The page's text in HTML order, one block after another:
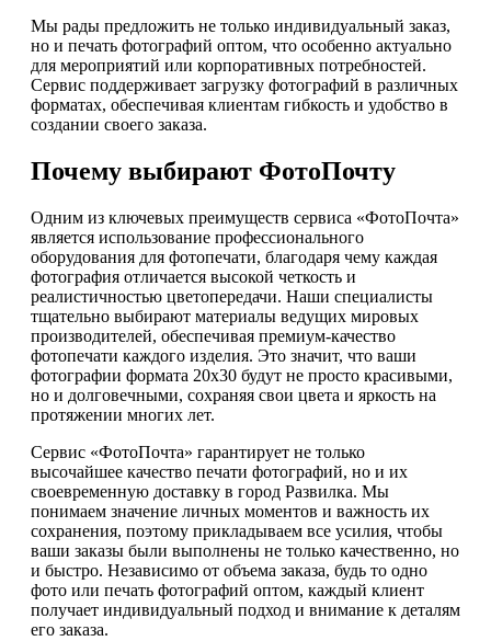
Мы рады предложить не только индивидуальный заказ,
но и печать фотографий оптом, что особенно актуально
для мероприятий или корпоративных потребностей.
Сервис поддерживает загрузку фотографий в различных
форматах, обеспечивая клиентам гибкость и удобство в
создании своего заказа.
Почему выбирают ФотоПочту
Одним из ключевых преимуществ сервиса «ФотоПочта»
является использование профессионального
оборудования для фотопечати, благодаря чему каждая
фотография отличается высокой четкость и
реалистичностью цветопередачи. Наши специалисты
тщательно выбирают материалы ведущих мировых
производителей, обеспечивая премиум-качество
фотопечати каждого изделия. Это значит, что ваши
фотографии формата 20х30 будут не просто красивыми,
но и долговечными, сохраняя свои цвета и яркость на
протяжении многих лет.
Сервис «ФотоПочта» гарантирует не только
высочайшее качество печати фотографий, но и их
своевременную доставку в город Развилка. Мы
понимаем значение личных моментов и важность их
сохранения, поэтому прикладываем все усилия, чтобы
ваши заказы были выполнены не только качественно, но
и быстро. Независимо от объема заказа, будь то одно
фото или печать фотографий оптом, каждый клиент
получает индивидуальный подход и внимание к деталям
его заказа.